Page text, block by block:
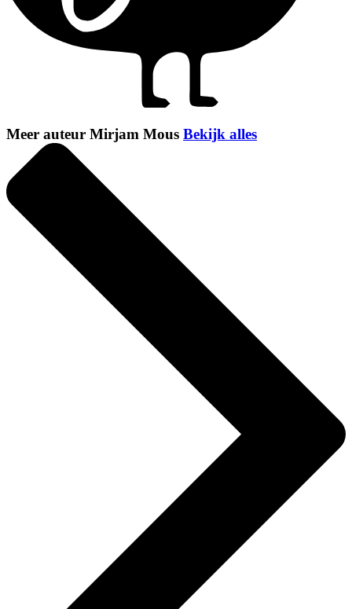
Meer auteur Mirjam Mous Bekijk alles